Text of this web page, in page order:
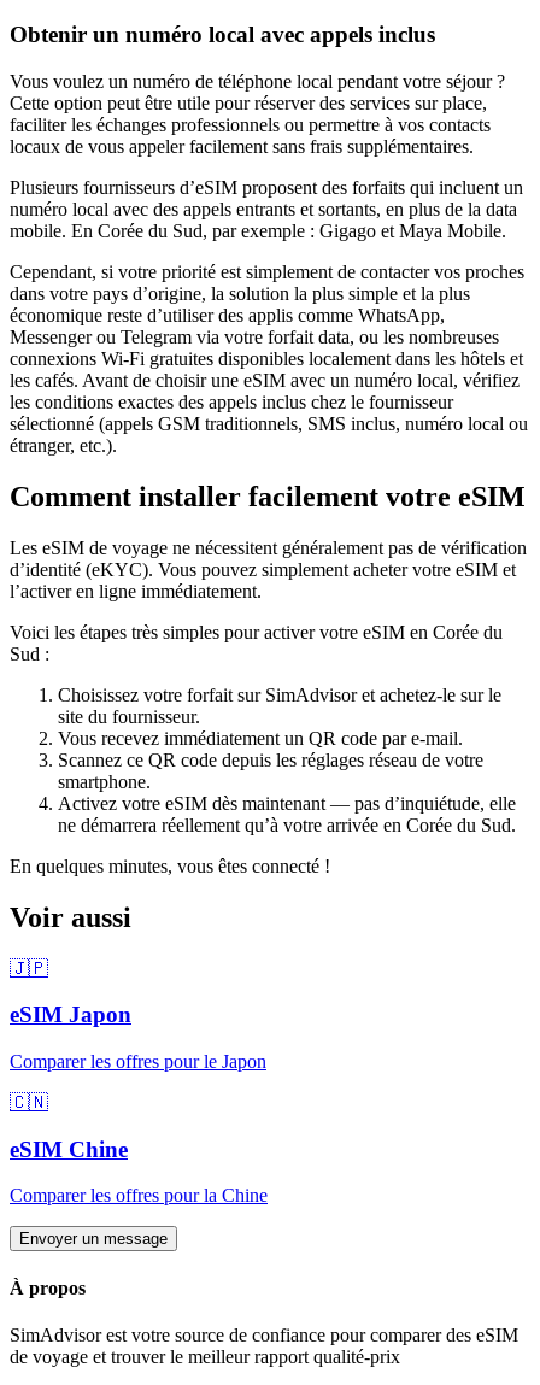
Obtenir un numéro local avec appels inclus
Vous voulez un numéro de téléphone local pendant votre séjour ?
Cette option peut être utile pour réserver des services sur place,
faciliter les échanges professionnels ou permettre à vos contacts
locaux de vous appeler facilement sans frais supplémentaires.
Plusieurs fournisseurs d’eSIM proposent des forfaits qui incluent un
numéro local avec des appels entrants et sortants, en plus de la data
mobile. En Corée du Sud, par exemple : Gigago et Maya Mobile.
Cependant, si votre priorité est simplement de contacter vos proches
dans votre pays d’origine, la solution la plus simple et la plus
économique reste d’utiliser des applis comme WhatsApp,
Messenger ou Telegram via votre forfait data, ou les nombreuses
connexions Wi‑Fi gratuites disponibles localement dans les hôtels et
les cafés. Avant de choisir une eSIM avec un numéro local, vérifiez
les conditions exactes des appels inclus chez le fournisseur
sélectionné (appels GSM traditionnels, SMS inclus, numéro local ou
étranger, etc.).
Comment installer facilement votre eSIM
Les eSIM de voyage ne nécessitent généralement pas de vérification
d’identité (eKYC). Vous pouvez simplement acheter votre eSIM et
l’activer en ligne immédiatement.
Voici les étapes très simples pour activer votre eSIM en Corée du
Sud :
Choisissez votre forfait sur SimAdvisor et achetez-le sur le
site du fournisseur.
Vous recevez immédiatement un QR code par e-mail.
Scannez ce QR code depuis les réglages réseau de votre
smartphone.
Activez votre eSIM dès maintenant — pas d’inquiétude, elle
ne démarrera réellement qu’à votre arrivée en Corée du Sud.
En quelques minutes, vous êtes connecté !
Voir aussi
🇯🇵
eSIM Japon
Comparer les offres pourle Japon
🇨🇳
eSIM Chine
Comparer les offres pourla Chine
Envoyer un message
À propos
SimAdvisor est votre source de confiance pour comparer des eSIM
de voyage et trouver le meilleur rapport qualité-prix